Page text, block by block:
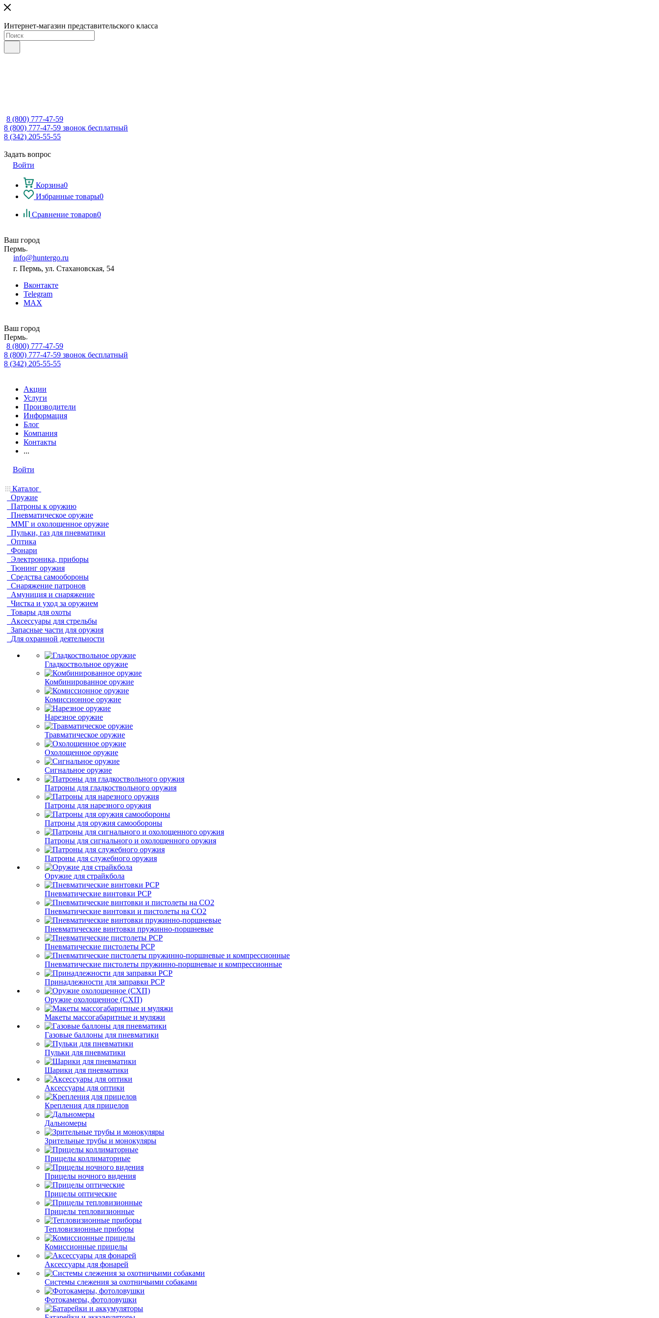
Интернет-магазин представительского класса
8 (800) 777-47-59
8 (800) 777-47-59 звонок бесплатный
8 (342) 205-55-55
Задать вопрос
Войти
Корзина0
Избранные товары0
Сравнение товаров0
Ваш город
Пермь
info@huntergo.ru
г. Пермь, ул. Стахановская, 54
Вконтакте
Telegram
MAX
Ваш город
Пермь
8 (800) 777-47-59
8 (800) 777-47-59 звонок бесплатный
8 (342) 205-55-55
Акции
Услуги
Производители
Информация
Блог
Компания
Контакты
...
Войти
Каталог
Оружие
Патроны к оружию
Пневматическое оружие
ММГ и охолощенное оружие
Пульки, газ для пневматики
Оптика
Фонари
Электроника, приборы
Тюнинг оружия
Средства самообороны
Снаряжение патронов
Амуниция и снаряжение
Чистка и уход за оружием
Товары для охоты
Аксессуары для стрельбы
Запасные части для оружия
Для охранной деятельности
Гладкоствольное оружие
Комбинированное оружие
Комиссионное оружие
Нарезное оружие
Травматическое оружие
Охолощенное оружие
Сигнальное оружие
Патроны для гладкоствольного оружия
Патроны для нарезного оружия
Патроны для оружия самообороны
Патроны для сигнального и охолощенного оружия
Патроны для служебного оружия
Оружие для страйкбола
Пневматические винтовки PCP
Пневматические винтовки и пистолеты на CO2
Пневматические винтовки пружинно-поршневые
Пневматические пистолеты PCP
Пневматические пистолеты пружинно-поршневые и компрессионные
Принадлежности для заправки PCP
Оружие охолощенное (СХП)
Макеты массогабаритные и муляжи
Газовые баллоны для пневматики
Пульки для пневматики
Шарики для пневматики
Аксессуары для оптики
Крепления для прицелов
Дальномеры
Зрительные трубы и монокуляры
Прицелы коллиматорные
Прицелы ночного видения
Прицелы оптические
Прицелы тепловизионные
Тепловизионные приборы
Комиссионные прицелы
Аксессуары для фонарей
Системы слежения за охотничьими собаками
Фотокамеры, фотоловушки